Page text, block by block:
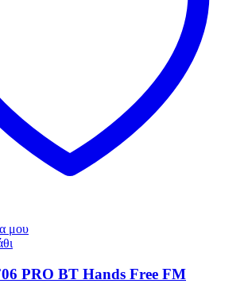
μου
PRO BT Hands Free FM